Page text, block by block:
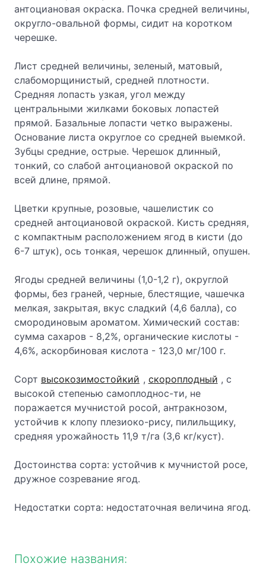
антоциановая окраска. Почка средней величины,
округло-овальной формы, сидит на коротком
черешке.
Лист средней величины, зеленый, матовый,
слабоморщинистый, средней плотности.
Средняя лопасть узкая, угол между
центральными жилками боковых лопастей
прямой. Базальные лопасти четко выражены.
Основание листа округлое со средней выемкой.
Зубцы средние, острые. Черешок длинный,
тонкий, со слабой антоциановой окраской по
всей длине, прямой.
Цветки крупные, розовые, чашелистик со
средней антоциановой окраской. Кисть средняя,
с компактным расположением ягод в кисти (до
6-7 штук), ось тонкая, черешок длинный, опушен.
Ягоды средней величины (1,0-1,2 г), округлой
формы, без граней, черные, блестящие, чашечка
мелкая, закрытая, вкус сладкий (4,6 балла), со
смородиновым ароматом. Химический состав:
сумма сахаров - 8,2%, органические кислоты -
4,6%, аскорбиновая кислота - 123,0 мг/100 г.
Сорт высокозимостойкий , скороплодный , с
высокой степенью самоплоднос-ти, не
поражается мучнистой росой, антракнозом,
устойчив к клопу плезиоко-рису, пилильщику,
средняя урожайность 11,9 т/га (3,6 кг/куст).
Достоинства сорта: устойчив к мучнистой росе,
дружное созревание ягод.
Недостатки сорта: недостаточная величина ягод.
Похожие названия: